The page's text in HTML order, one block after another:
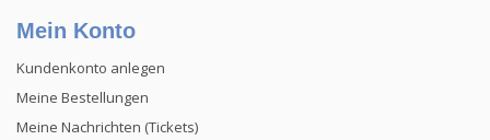
Mein Konto
Kundenkonto anlegen
Meine Bestellungen
Meine Nachrichten (Tickets)